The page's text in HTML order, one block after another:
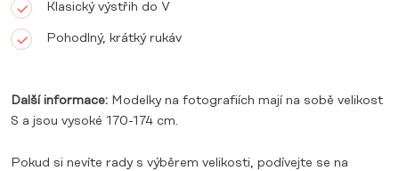
Klasický výstřih do V
Pohodlný, krátký rukáv
Další informace: Modelky na fotografiích mají na sobě velikost
S a jsou vysoké 170-174 cm.
Pokud si nevíte rady s výběrem velikosti, podívejte se na